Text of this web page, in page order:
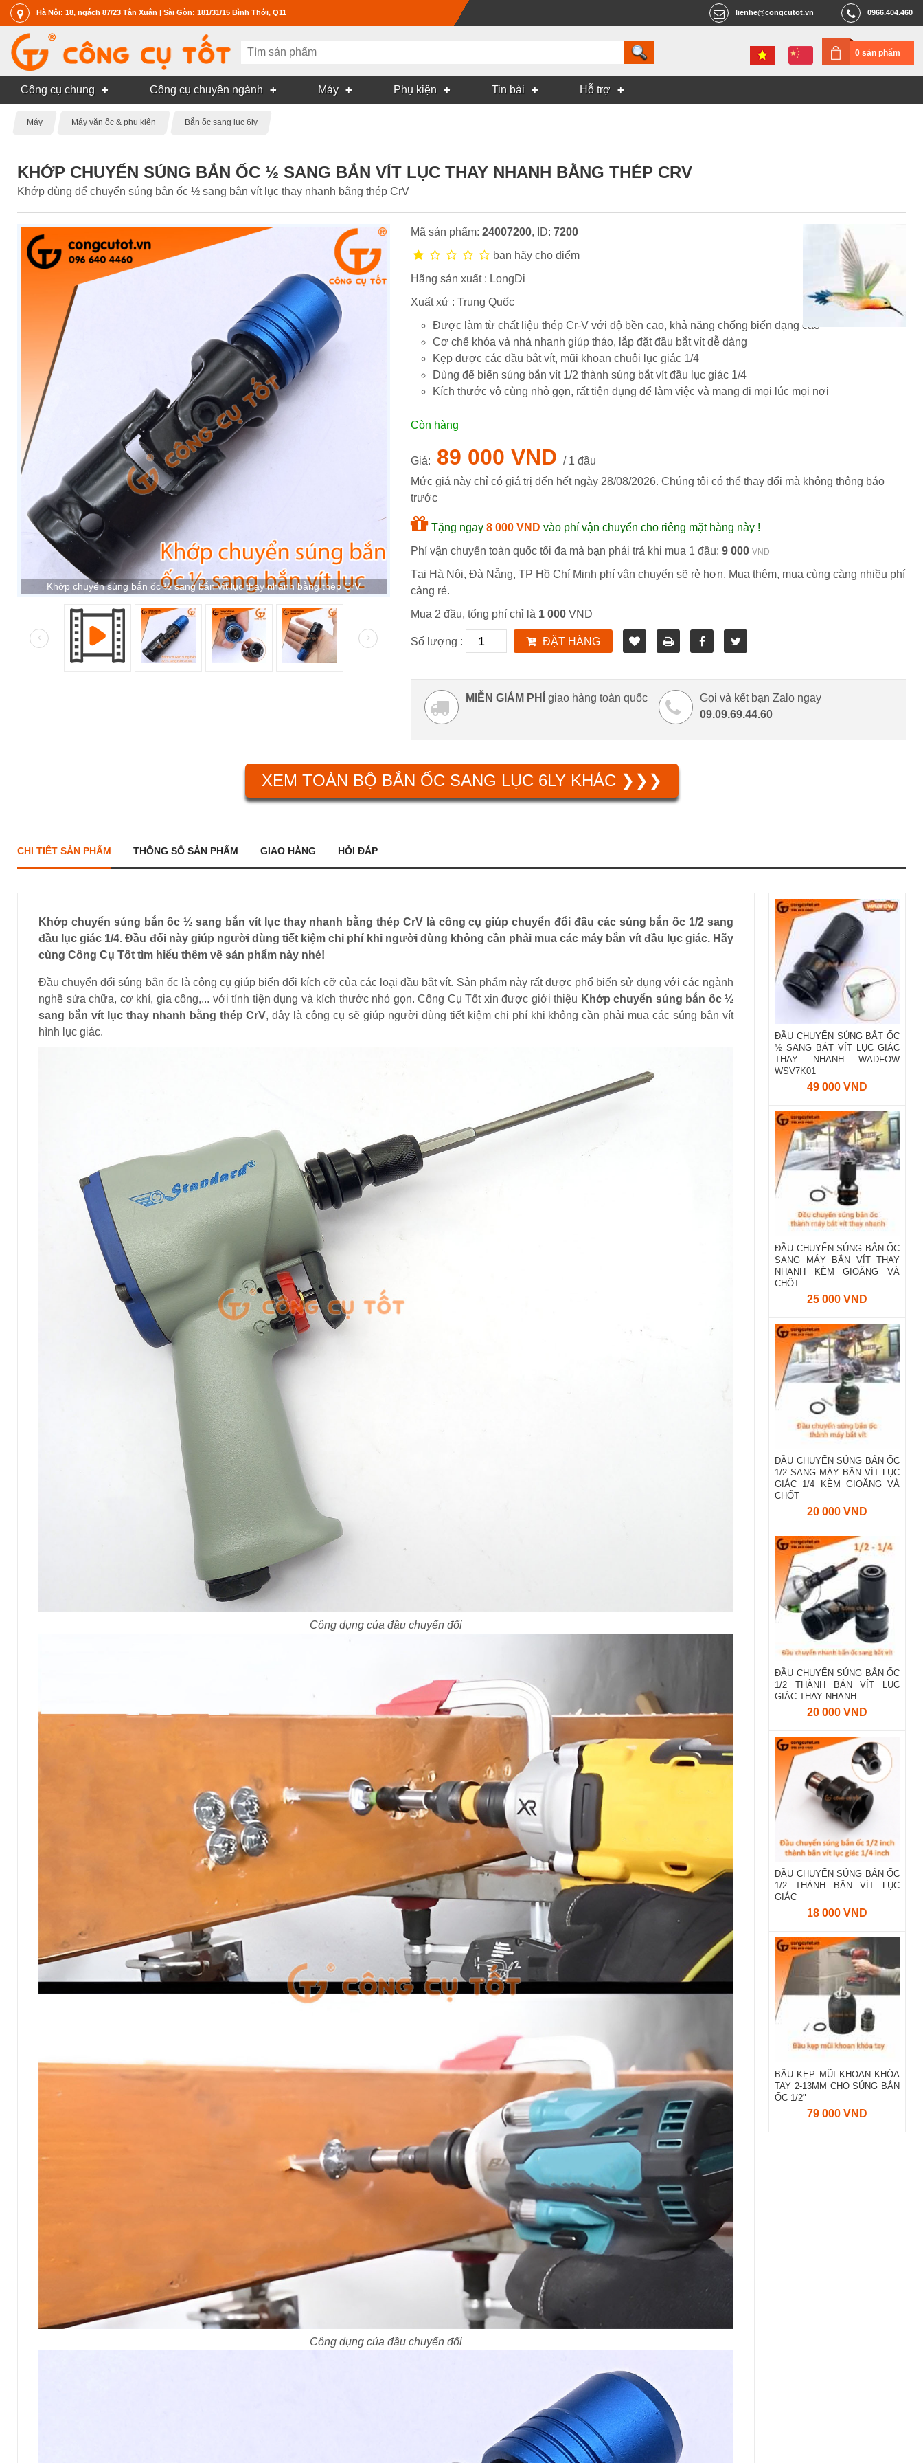
Hà Nội: 18, ngách 87/23 Tân Xuân | Sài Gòn: 181/31/15 Bình Thới, Q11 0966.404.460
lienhe@congcutot.vn
0 sản phẩm
Công cụ chung Công cụ chuyên ngành Máy Phụ kiện Tin bài Hỗ trợ
Máy Máy vặn ốc & phụ kiện Bắn ốc sang lục 6ly
KHỚP CHUYỂN SÚNG BẮN ỐC ½ SANG BẮN VÍT LỤC THAY NHANH BẰNG THÉP CRV
Khớp dùng để chuyển súng bắn ốc ½ sang bắn vít lục thay nhanh bằng thép CrV
Khớp chuyển súng bắn ốc ½ sang bắn vít lục thay nhanh bằng thép CrV
Mã sản phẩm:24007200, ID:7200
bạn hãy cho điểm
Hãng sản xuất : LongDi
Xuất xứ : Trung Quốc
Được làm từ chất liệu thép Cr-V với độ bền cao, khả năng chống biến dạng cao
Cơ chế khóa và nhả nhanh giúp tháo, lắp đặt đầu bắt vít dễ dàng
Kẹp được các đầu bắt vít, mũi khoan chuôi lục giác 1/4
Dùng để biến súng bắn vít 1/2 thành súng bắt vít đầu lục giác 1/4
Kích thước vô cùng nhỏ gọn, rất tiện dụng để làm việc và mang đi mọi lúc mọi nơi
Còn hàng
Giá: 89 000 VND
/ 1 đầu
Mức giá này chỉ có giá trị đến hết ngày 28/08/2026. Chúng tôi có thể thay đổi mà không thông báo
trước
Tặng ngay8 000 VND vào phí vận chuyển cho riêng mặt hàng này !
Phí vận chuyển toàn quốc tối đa mà bạn phải trả khi mua 1 đầu:9 000 VND
Tại Hà Nội, Đà Nẵng, TP Hồ Chí Minh phí vận chuyển sẽ rẻ hơn. Mua thêm, mua cùng càng nhiều phí
càng rẻ.
Mua 2 đầu, tổng phí chỉ là 1 000 VND
Số lượng : ĐẶT HÀNG
MIỄN GIẢM PHÍ giao hàng toàn quốc
Gọi và kết bạn Zalo ngay
09.09.69.44.60
XEM TOÀN BỘ BẮN ỐC SANG LỤC 6LY KHÁC ❯❯❯
CHI TIẾT SẢN PHẨM THÔNG SỐ SẢN PHẨM GIAO HÀNG HỎI ĐÁP
Khớp chuyển súng bắn ốc ½ sang bắn vít lục thay nhanh bằng thép CrV là công cụ giúp chuyển đổi đầu các súng bắn ốc 1/2 sang
đầu lục giác 1/4. Đầu đổi này giúp người dùng tiết kiệm chi phí khi người dùng không cần phải mua các máy bắn vít đầu lục giác. Hãy
cùng Công Cụ Tốt tìm hiểu thêm về sản phẩm này nhé!
Đầu chuyển đổi súng bắn ốc là công cụ giúp biến đổi kích cỡ của các loại đầu bắt vít. Sản phẩm này rất được phổ biến sử dụng với các ngành
nghề sửa chữa, cơ khí, gia công,... với tính tiện dụng và kích thước nhỏ gọn. Công Cụ Tốt xin được giới thiệu Khớp chuyển súng bắn ốc ½
sang bắn vít lục thay nhanh bằng thép CrV, đây là công cụ sẽ giúp người dùng tiết kiệm chi phí khi không cần phải mua các súng bắn vít
hình lục giác.
Công dụng của đầu chuyển đổi
Công dụng của đầu chuyển đổi
ĐẦU CHUYỂN SÚNG BẮT ỐC
½ SANG BẮT VÍT LỤC GIÁC
THAY NHANH WADFOW
WSV7K01
49 000 VND
ĐẦU CHUYỂN SÚNG BẮN ỐC
SANG MÁY BẮN VÍT THAY
NHANH KÈM GIOĂNG VÀ
CHỐT
25 000 VND
ĐẦU CHUYỂN SÚNG BẮN ỐC
1/2 SANG MÁY BẮN VÍT LỤC
GIÁC 1/4 KÈM GIOĂNG VÀ
CHỐT
20 000 VND
ĐẦU CHUYỂN SÚNG BẮN ỐC
1/2 THÀNH BẮN VÍT LỤC
GIÁC THAY NHANH
20 000 VND
ĐẦU CHUYỂN SÚNG BẮN ỐC
1/2 THÀNH BẮN VÍT LỤC
GIÁC
18 000 VND
BẦU KẸP MŨI KHOAN KHÓA
TAY 2-13MM CHO SÚNG BẮN
ỐC 1/2"
79 000 VND